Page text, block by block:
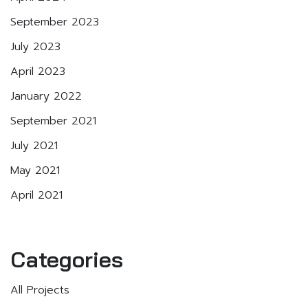
September 2023
July 2023
April 2023
January 2022
September 2021
July 2021
May 2021
April 2021
Categories
All Projects